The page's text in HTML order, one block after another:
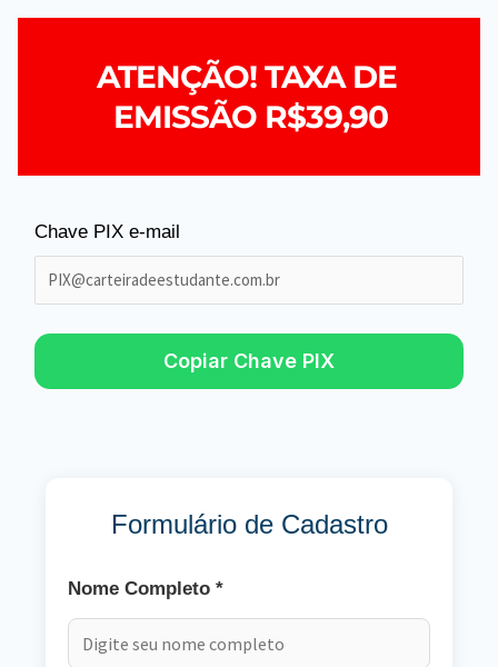
ATENÇÃO! TAXA DE
EMISSÃO R$39,90
Chave PIX e-mail
Copiar Chave PIX
Formulário de Cadastro
Nome Completo *